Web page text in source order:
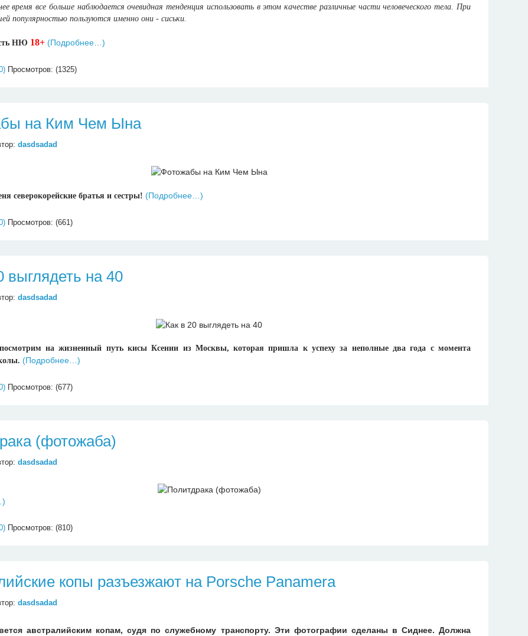
время все больше наблюдается очевидная тенденция использовать в этом качестве различные части человеческого тела. При
популярностью пользуются именно они - сиськи.
НЮ 18+ (Подробнее…)
Просмотров: (1325)
на Ким Чем Ына
dasdsadad
северокорейские братья и сестры! (Подробнее…)
Просмотров: (661)
выглядеть на 40
dasdsadad
на жизненный путь кисы Ксении из Москвы, которая пришла к успеху за неполные два года с момента
(Подробнее…)
Просмотров: (677)
(фотожаба)
dasdsadad
Просмотров: (810)
копы разъезжают на Porsche Panamera
dasdsadad
австралийским копам, судя по служебному транспорту. Эти фотографии сделаны в Сиднее. Должна